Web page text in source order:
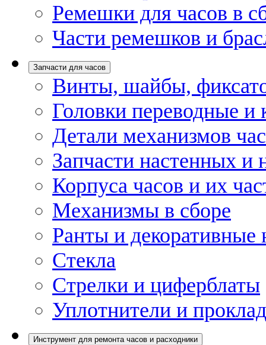
Ремешки для часов в
Части ремешков и
Запчасти для часов
Винты, шайбы,
Головки переводные и
Детали механизмов
Запчасти настенных и
Корпуса часов и их
Механизмы в сборе
Ранты и декоративные
Стекла
Стрелки и циферблаты
Уплотнители и
Инструмент для ремонта часов и расходники